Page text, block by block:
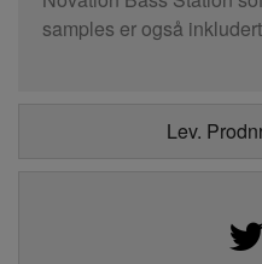
samples er også
Lev.